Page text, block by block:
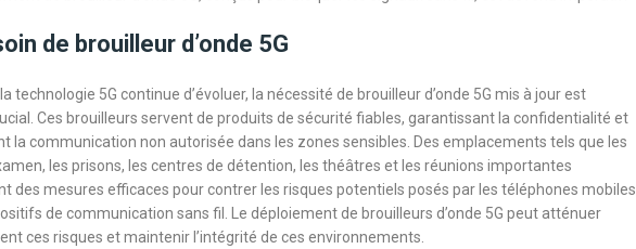
de brouilleur d’onde 5G
technologie 5G continue d’évoluer, la nécessité de brouilleur d’onde 5G mis à jour est
Ces brouilleurs servent de produits de sécurité fiables, garantissant la confidentialité et
la communication non autorisée dans les zones sensibles. Des emplacements tels que les
les prisons, les centres de détention, les théâtres et les réunions importantes
des mesures efficaces pour contrer les risques potentiels posés par les téléphones mobiles
de communication sans fil. Le déploiement de brouilleurs d’onde 5G peut atténuer
ces risques et maintenir l’intégrité de ces environnements.